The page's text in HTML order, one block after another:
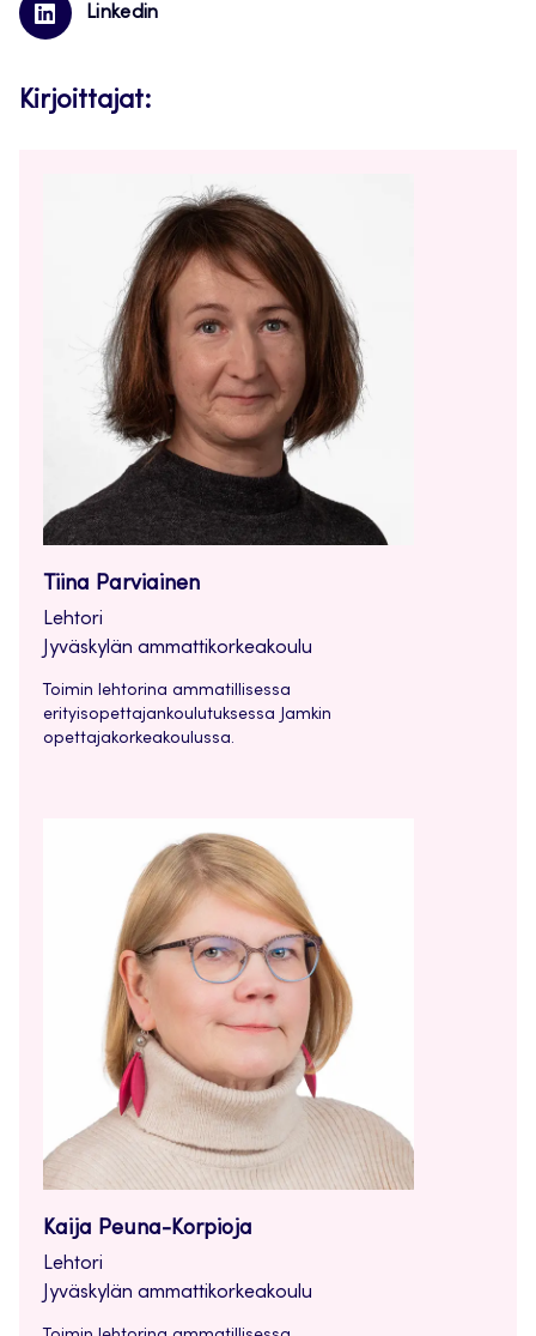
Linkedin
Kirjoittajat:
Tiina Parviainen
Lehtori
Jyväskylän ammattikorkeakoulu
Toimin lehtorina ammatillisessa
erityisopettajankoulutuksessa Jamkin
opettajakorkeakoulussa.
Kaija Peuna-Korpioja
Lehtori
Jyväskylän ammattikorkeakoulu